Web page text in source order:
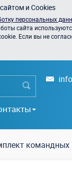
и Cookies
персональных
сайта
Если вы не
командных